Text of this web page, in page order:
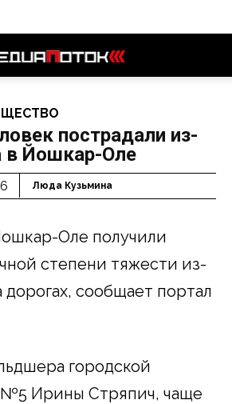
пострадали из-
в Йошкар-Оле
Люда Кузьмина
Оле получили
степени тяжести из-
дорогах, сообщает портал
городской
Ирины Стряпич, чаще